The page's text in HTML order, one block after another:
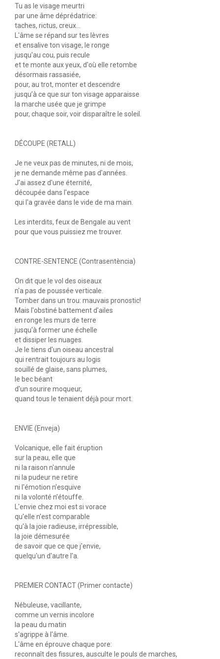
Tu as le visage meurtri
par une âme déprédatrice:
taches, rictus, creux...
L'âme se répand sur tes lèvres
et ensalive ton visage, le ronge
jusqu'au cou, puis recule
et te monte aux yeux, d'où elle retombe
désormais rassasiée,
pour, au trot, monter et descendre
jusqu’à ce que sur ton visage apparaisse
la marche usée que je grimpe
pour, chaque soir, voir disparaître le soleil.
DÉCOUPE (RETALL)
Je ne veux pas de minutes, ni de mois,
je ne demande même pas d'années.
J'ai assez d'une éternité,
découpée dans l'espace
qui l'a gravée dans le vide de ma main.
Les interdits, feux de Bengale au vent
pour que vous puissiez me trouver.
CONTRE-SENTENCE (Contrasentència)
On dit que le vol des oiseaux
n'a pas de poussée verticale.
Tomber dans un trou: mauvais pronostic!
Mais l'obstiné battement d'ailes
en ronge les murs de terre
jusqu'à former une échelle
et dissiper les nuages.
Je le tiens d'un oiseau ancestral
qui rentrait toujours au logis
souillé de glaise, sans plumes,
le bec béant
d'un sourire moqueur,
quand tous le tenaient déjà pour mort.
ENVIE (Enveja)
Volcanique, elle fait éruption
sur la peau, elle que
ni la raison n'annule
ni la pudeur ne retire
ni l'émotion n'esquive
ni la volonté n'étouffe.
L'envie chez moi est si vorace
qu'elle n'est comparable
qu'à la joie radieuse, irrépressible,
la joie démesurée
de savoir que ce que j'envie,
quelqu'un d'autre l'a.
PREMIER CONTACT (Primer contacte)
Nébuleuse, vacillante,
comme un vernis incolore
la peau du matin
s'agrippe à l'âme.
L'âme en éprouve chaque pore:
reconnaît des fissures, ausculte le pouls de marches,